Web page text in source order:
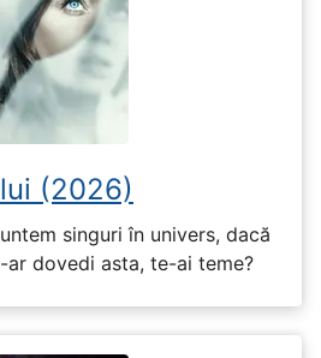
(2026)
singuri în univers, dacă
dovedi asta, te-ai teme?